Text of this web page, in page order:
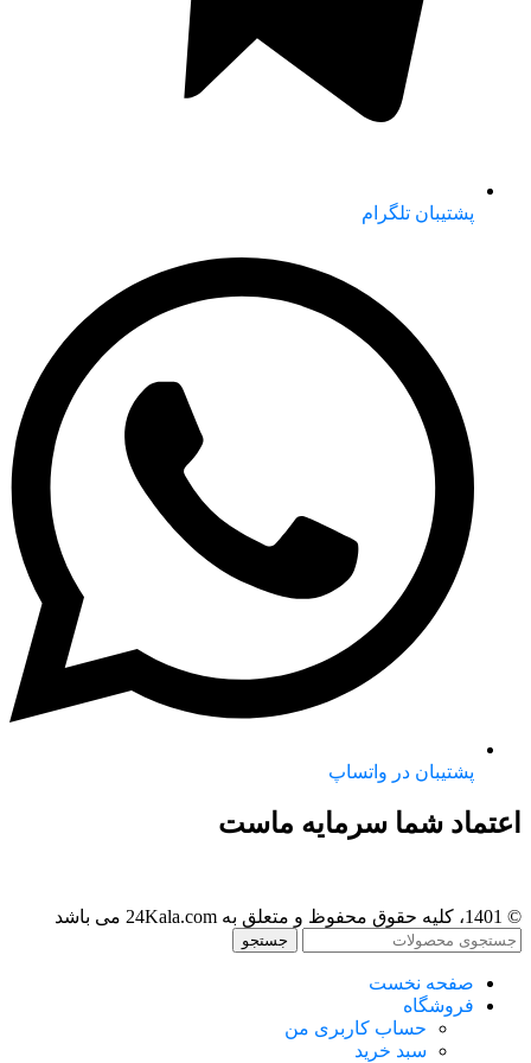
پشتیبان تلگرام
پشتیبان در واتساپ
اعتماد شما سرمایه ماست
© 1401، کلیه حقوق محفوظ و متعلق به 24Kala.com می باشد
جستجو
صفحه نخست
فروشگاه
حساب کاربری من
سبد خرید